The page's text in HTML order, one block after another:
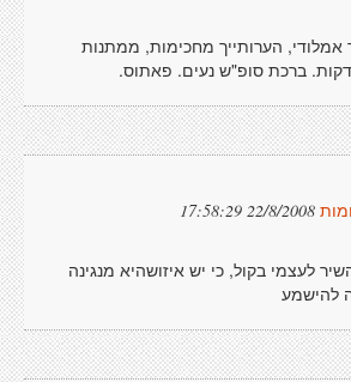
אמלודי, הערותייך מחכימות, ממתנות
ברכת סופ"ש נעים. פאתוס.
22/8/2008 17:58:29
לעצמי בקול, כי יש איזושהיא מנגינה
להישמע